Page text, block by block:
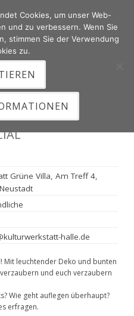
Grüne Villa, Am Treff 4,
halle.de
Mit leuchtender Deko und bunten
und euch verzaubern
Wie geht auflegen überhaupt?
erfragen.
Cookies, um unser Web-
und zu verbessern. Wenn Sie
stimmen Sie der Verwendung
zu.